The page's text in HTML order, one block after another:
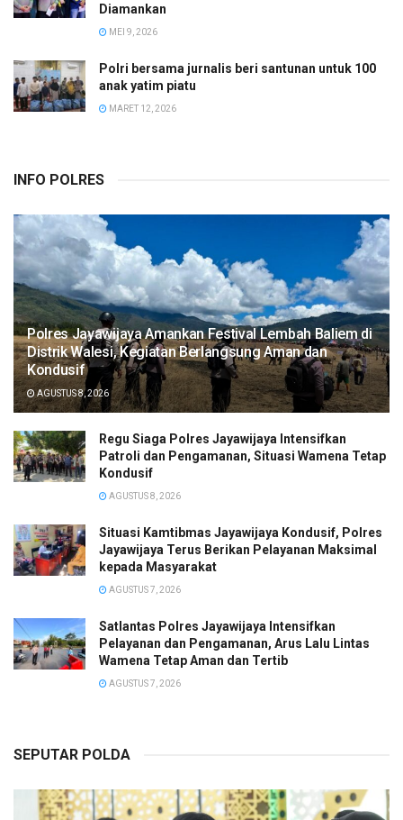
Diamankan
MEI 9, 2026
Polri bersama jurnalis beri santunan untuk 100
anak yatim piatu
MARET 12, 2026
INFO POLRES
Polres Jayawijaya Amankan Festival Lembah Baliem di
Distrik Walesi, Kegiatan Berlangsung Aman dan
Kondusif
AGUSTUS 8, 2026
Regu Siaga Polres Jayawijaya Intensifkan
Patroli dan Pengamanan, Situasi Wamena Tetap
Kondusif
AGUSTUS 8, 2026
Situasi Kamtibmas Jayawijaya Kondusif, Polres
Jayawijaya Terus Berikan Pelayanan Maksimal
kepada Masyarakat
AGUSTUS 7, 2026
Satlantas Polres Jayawijaya Intensifkan
Pelayanan dan Pengamanan, Arus Lalu Lintas
Wamena Tetap Aman dan Tertib
AGUSTUS 7, 2026
SEPUTAR POLDA